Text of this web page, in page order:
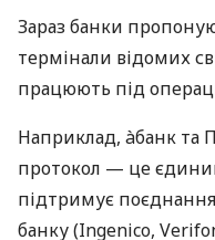
Зараз банки
термінали відомих
працюють під
Наприклад, àбанк та
протокол — це
підтримує
банку (Ingenico,